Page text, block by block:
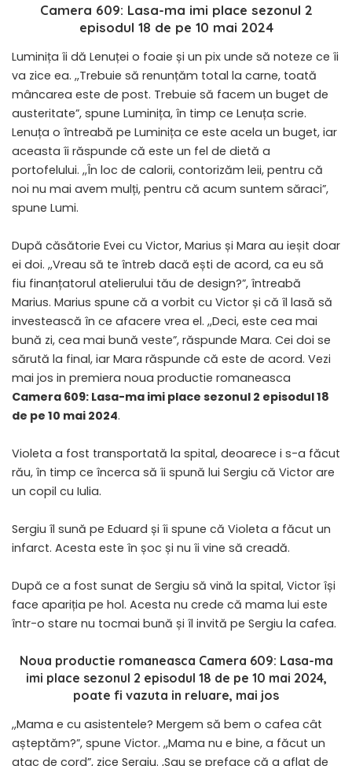
Camera 609: Lasa-ma imi place sezonul 2
episodul 18 de pe 10 mai 2024
Luminița îi dă Lenuței o foaie și un pix unde să noteze ce îi
va zice ea. ,,Trebuie să renunțăm total la carne, toată
mâncarea este de post. Trebuie să facem un buget de
austeritate”, spune Luminița, în timp ce Lenuța scrie.
Lenuța o întreabă pe Luminița ce este acela un buget, iar
aceasta îi răspunde că este un fel de dietă a
portofelului. ,,În loc de calorii, contorizăm leii, pentru că
noi nu mai avem mulți, pentru că acum suntem săraci”,
spune Lumi.
După căsătorie Evei cu Victor, Marius și Mara au ieșit doar
ei doi. ,,Vreau să te întreb dacă ești de acord, ca eu să
fiu finanțatorul atelierului tău de design?”, întreabă
Marius. Marius spune că a vorbit cu Victor și că îl lasă să
investească în ce afacere vrea el. ,,Deci, este cea mai
bună zi, cea mai bună veste”, răspunde Mara. Cei doi se
sărută la final, iar Mara răspunde că este de acord. Vezi
mai jos in premiera noua productie romaneasca
Camera 609: Lasa-ma imi place sezonul 2 episodul 18
de pe 10 mai 2024.
Violeta a fost transportată la spital, deoarece i s-a făcut
rău, în timp ce încerca să îi spună lui Sergiu că Victor are
un copil cu Iulia.
Sergiu îl sună pe Eduard și îi spune că Violeta a făcut un
infarct. Acesta este în șoc și nu îi vine să creadă.
După ce a fost sunat de Sergiu să vină la spital, Victor își
face apariția pe hol. Acesta nu crede că mama lui este
într-o stare nu tocmai bună și îl invită pe Sergiu la cafea.
Noua productie romaneasca Camera 609: Lasa-ma
imi place sezonul 2 episodul 18 de pe 10 mai 2024,
poate fi vazuta in reluare, mai jos
,,Mama e cu asistentele? Mergem să bem o cafea cât
așteptăm?”, spune Victor. ,,Mama nu e bine, a făcut un
atac de cord”, zice Sergiu. ,Sau se preface că a aflat de